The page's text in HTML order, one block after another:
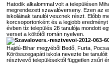
Hatodik alkalommal volt a településen
megrendezett szavalóverseny. Ezen az
iskoláinak tanulói vesznek részt. Előbb
korcsoportonként és a legjobb
évben tíz település 28 tanulója mondott
verset a költőtől román nyelven.
Hajdú-Bihar megyéből Bedő, Furta,
Körösszegapáti iskola nevezte be
résztvevő településektől független zsűri